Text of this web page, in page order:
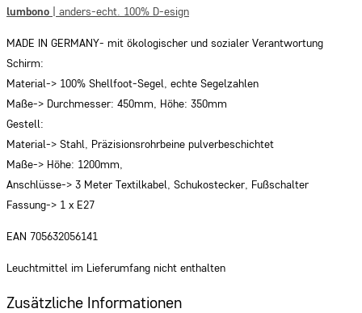
lumbono | anders-echt. 100% D-esign
MADE IN GERMANY- mit ökologischer und sozialer Verantwortung
Schirm:
Material-> 100% Shellfoot-Segel, echte Segelzahlen
Maße-> Durchmesser: 450mm, Höhe: 350mm
Gestell:
Material-> Stahl, Präzisionsrohrbeine pulverbeschichtet
Maße-> Höhe: 1200mm,
Anschlüsse-> 3 Meter Textilkabel, Schukostecker, Fußschalter
Fassung-> 1 x E27
EAN 705632056141
Leuchtmittel im Lieferumfang nicht enthalten
Zusätzliche Informationen